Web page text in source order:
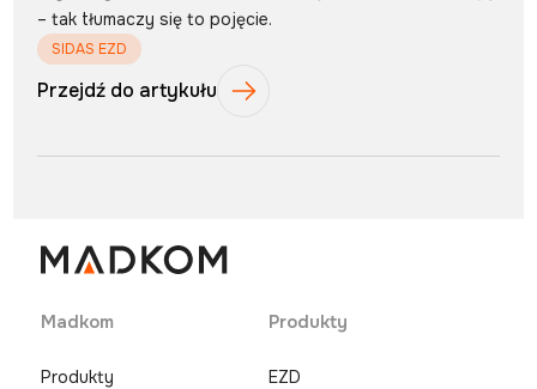
– tak tłumaczy się to pojęcie.
SIDAS EZD
Przejdź do artykułu
Madkom
Produkty
Produkty
EZD